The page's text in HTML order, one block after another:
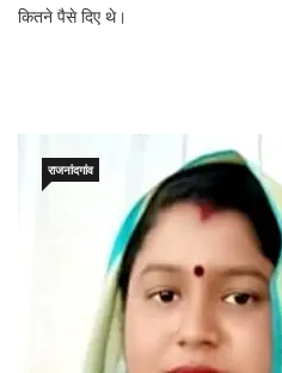
कितने पैसे दिए थे।
राजनांदगांव